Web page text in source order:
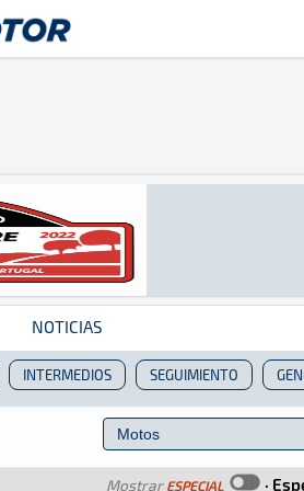
desde 1999
Baja
Raid · Baja
NOTICIAS
INTERMEDIOS SEGUIMIENTO
Mostrar ESPECIAL ·